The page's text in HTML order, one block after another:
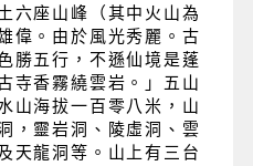
六座山峰（其中火山為
偉。由於風光秀麗。古
勝五行，不遜仙境是蓬
寺香霧繞雲岩。」五山
山海拔一百零八米，山
，靈岩洞、陵虛洞、雲
天龍洞等。山上有三台